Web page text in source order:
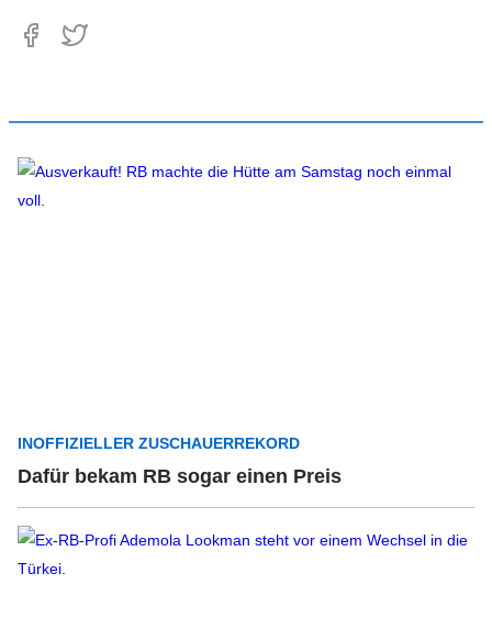
INOFFIZIELLER ZUSCHAUERREKORD
Dafür bekam RB sogar einen Preis